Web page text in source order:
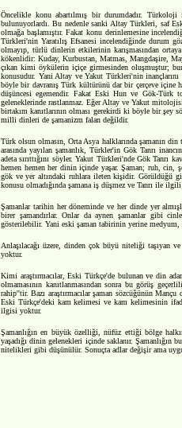
Öncelikle konu abartılmış bir durumdadır. Türkoloji
bulunuyorlardı. Bu nedenle sanki Altay Türkleri, saf
olmağa başlamıştır. Fakat konu derinlemesine
Türkleri'nin Yaratılış Efsanesi incelendiğinde durum
olmayıp, türlü dinlerin etkilerinin karışmasından
kökenlidir: Kuday, Kurbustan, Matmas, Mangdaşire,
çıkan kimi öykülerin içiçe girmesinden oluşmuştur;
konusudur. Yani Altay ve Yakut Türkleri'nin
böyle bir davranış Türk kültürünü dar bir çerçeve içine
düşüncesi egemendir. Fakat Eski Hun ve Gök-Türk
geleneklerinde rastlanmaz. Eğer Altay ve Yakut
birtakım kanıtlarının olması gerekirdi ki böyle bir
milli dinleri de şamanizm falan değildir.
Türk olsun olmasın, Orta Asya halklarında şamanın
arasında yayılan şamanlık, Türkler'in Gök Tanrı
adeta sırıttığını söyler. Yakut Türkleri'nde Gök Tanrı
hemen hemen her dinin içinde yaşar. Şaman; ruh, cin,
gök ve yer altındaki ruhlara ileten kişidir. Görüldüğü
konusu olmadığında şamana iş düşmez ve Tanrı ile
Şamanlar tarihin her döneminde ve her dinde yer
birer şamandırlar. Onlar da aynen şamanlar gibi
gösterilebilir. Yani eski şaman tabirinin yerine medyum,
Anlaşılacağı üzere, dinden çok büyü niteliği taşıyan
yoktur.
Kimi araştırmacılar, Eski Türkçe'de bulunan ve din
olmamasının kanıtlanmasından sonra bu görüş
rahip''tir. Bazı araştırmacılar şaman sözcüğünün
Eski Türkçe'deki kam kelimesi ve kam kelimesinin
ilgisi yoktur.
Şamanlığın en büyük özelliği, nüfüz ettiği bölge
yaşadığı dinin gelenekleri içinde saklanır.
nitelikleri gibi düşünülür. Sonuçta adlar değişir ama